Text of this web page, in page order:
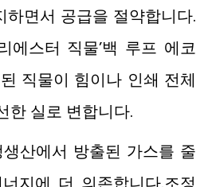
하면서 공급을 절약합니다.
에스터 직물’백 루프 에코
직물이 힘이나 인쇄 전체
한 실로 변합니다.
산에서 방출된 가스를 줄